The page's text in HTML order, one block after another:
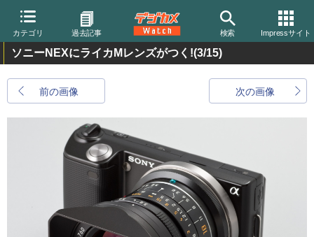
カテゴリ 過去記事 検索 Impressサイト
ソニーNEXにライカMレンズがつく!(3/15)
前の画像 次の画像